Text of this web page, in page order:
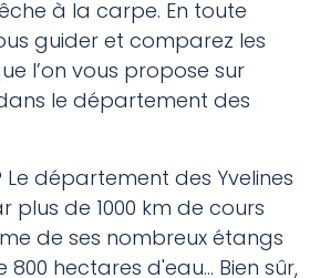
à la carpe. En toute
guider et comparez les
l’on vous propose sur
le département des
Le département des Yvelines
plus de 1000 km de cours
de ses nombreux étangs
hectares d'eau... Bien sûr,